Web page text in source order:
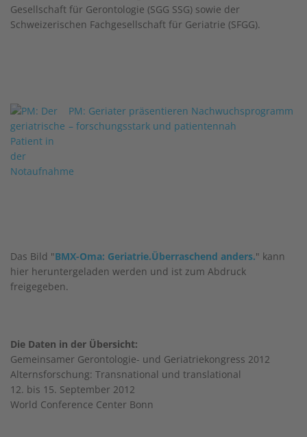
Gesellschaft für Gerontologie (SGG SSG) sowie der
Schweizerischen Fachgesellschaft für Geriatrie (SFGG).
PM: Geriater präsentieren Nachwuchsprogramm
– forschungsstark und patientennah
Das Bild "BMX-Oma: Geriatrie.Überraschend anders." kann
hier heruntergeladen werden und ist zum Abdruck
freigegeben.
Die Daten in der Übersicht:
Gemeinsamer Gerontologie- und Geriatriekongress 2012
Alternsforschung: Transnational und translational
12. bis 15. September 2012
World Conference Center Bonn